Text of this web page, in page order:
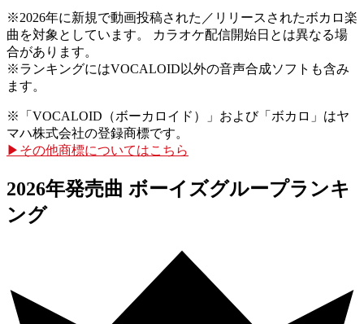
※2026年に新規で動画投稿された／リリースされたボカロ楽
曲を対象としています。 カラオケ配信開始日とは異なる場
合があります。
※ランキングにはVOCALOID以外の音声合成ソフトも含み
ます。
※「VOCALOID（ボーカロイド）」および「ボカロ」はヤ
マハ株式会社の登録商標です。
▶その他商標についてはこちら
2026年発売曲 ボーイズグループランキ
ング